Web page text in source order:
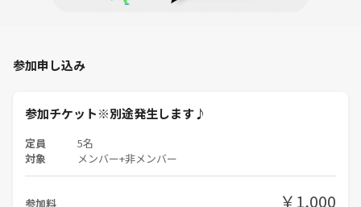
▼
申込時、そういった理由を記載して見て下さいね
私達サークル常連はいつも半数以下ないし1割に満たないですが
各イベント班が頑張ると皆仲良くなるのが早いため
そう言う風にみられる場合があるので、一言ありますと
こちらでもイベント班内でピックアップしてカバーができるため
参加申し込み
参加チケット※別途発生します♪
定員 5名
対象 メンバー+非メンバー
参加料 ￥1,000